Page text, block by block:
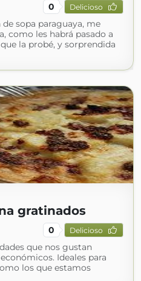
0 Delicioso
sopa paraguaya, me
como les habrá pasado a
la probé, y sorprendida
gratinados
0 Delicioso
que nos gustan
Ideales para
los que estamos